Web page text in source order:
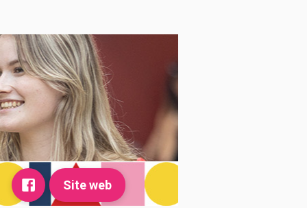
Ecoles de commerce
Ecoles d'ingénieur
Universités
à l'étranger
étudiante
étudiant
Bourses
Site web